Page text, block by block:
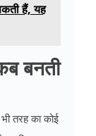
हैं, यह
बनती
तरह का कोई